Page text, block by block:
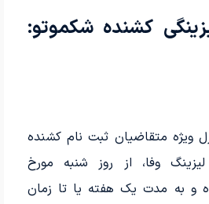
کشنده شکموتو:
ویژه متقاضیان ثبت نام کشنده
وفا، از روز شنبه مورخ
آغاز شده و به مدت یک هفته یا تا زمان